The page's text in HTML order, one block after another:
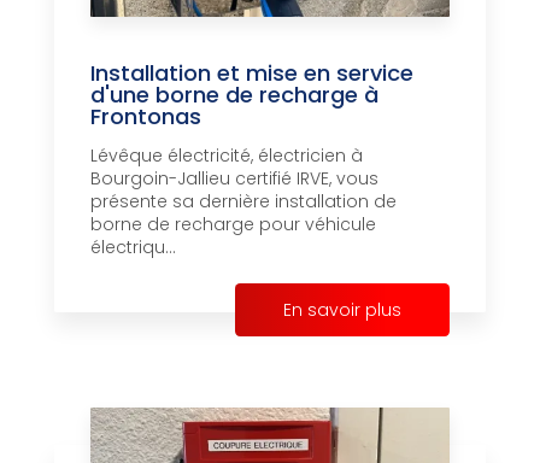
Installation et mise en service
d'une borne de recharge à
Frontonas
Lévêque électricité, électricien à
Bourgoin-Jallieu certifié IRVE, vous
présente sa dernière installation de
borne de recharge pour véhicule
électriqu...
En savoir plus